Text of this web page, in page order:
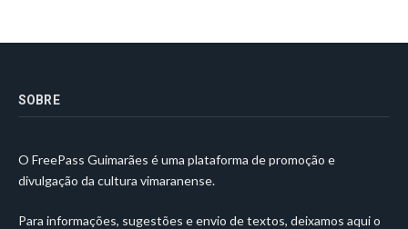
SOBRE
O FreePass Guimarães é uma plataforma de promoção e
divulgação da cultura vimaranense.
Para informações, sugestões e envio de textos, deixamos aqui o